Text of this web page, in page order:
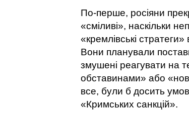
По-перше, росіяни
«сміливі», наскільки
«кремлівські
Вони планували
змушені реагувати на
обставинами» або
все, були б досить
«Кримських санкцій».